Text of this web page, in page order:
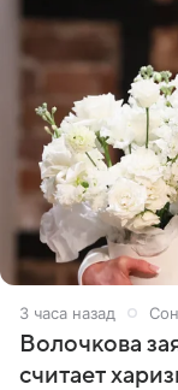
3 часа назад
Волочкова
считает